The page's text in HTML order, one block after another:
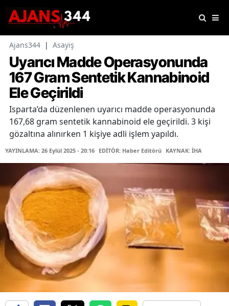
Ajans344 | Asayiş
Uyarıcı Madde Operasyonunda
167 Gram Sentetik Kannabinoid
Ele Geçirildi
Isparta’da düzenlenen uyarıcı madde operasyonunda
167,68 gram sentetik kannabinoid ele geçirildi. 3 kişi
gözaltına alınırken 1 kişiye adli işlem yapıldı.
YAYINLAMA: 26 Eylül 2025 - 20:16 EDİTÖR: Haber Editörü KAYNAK: İHA